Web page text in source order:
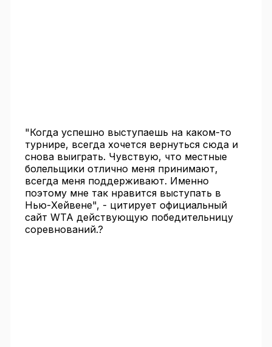
"Когда успешно выступаешь на каком-то
турнире, всегда хочется вернуться сюда и
снова выиграть. Чувствую, что местные
болельщики отлично меня принимают,
всегда меня поддерживают. Именно
поэтому мне так нравится выступать в
Нью-Хейвене", - цитирует официальный
сайт WTA действующую победительницу
соревнований.?